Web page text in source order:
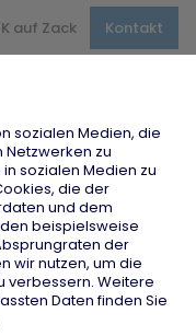
sozialen Medien, die
zu
sozialen Medien zu
die der
und dem
beispielsweise
der
wir nutzen, um die
verbessern. Weitere
Daten finden Sie
auf Zack Kontakt